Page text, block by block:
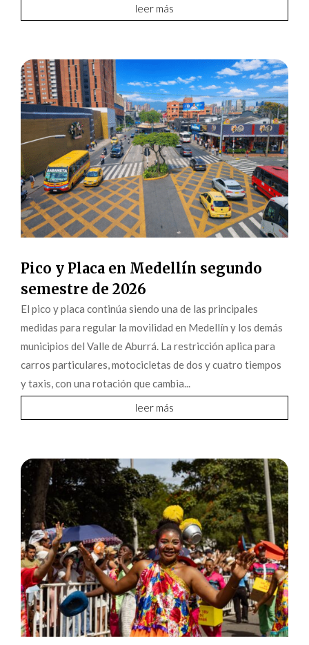
leer más
Pico y Placa en Medellín segundo
semestre de 2026
El pico y placa continúa siendo una de las principales
medidas para regular la movilidad en Medellín y los demás
municipios del Valle de Aburrá. La restricción aplica para
carros particulares, motocicletas de dos y cuatro tiempos
y taxis, con una rotación que cambia...
leer más